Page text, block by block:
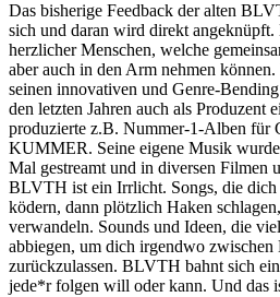
Das bisherige Feedback der alten
sich und daran wird direkt angeknüpft.
herzlicher Menschen, welche
aber auch in den Arm nehmen
seinen innovativen und Genre-
den letzten Jahren auch als Produzent
produzierte z.B. Nummer-1-Alben für
KUMMER. Seine eigene Musik
Mal gestreamt und in diversen Filmen
BLVTH ist ein Irrlicht. Songs, die
ködern, dann plötzlich Haken
verwandeln. Sounds und Ideen, die
abbiegen, um dich irgendwo
zurückzulassen. BLVTH bahnt sich
jede*r folgen will oder kann. Und das